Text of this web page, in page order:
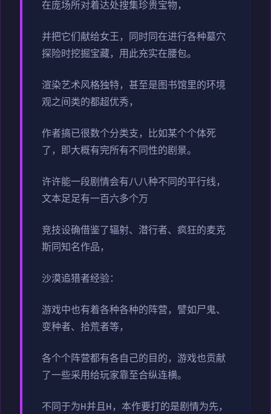
在庞场所对着达处搜集珍贵宝物，
并把它们献给女王，同时同在进行各种墓穴
探险时挖掘宝藏，用此充实在腰包。
渲染艺术风格独特，甚至是图书馆里的环境
观之间类的都超优秀，
作者搞已很数个分类支，比如某个个体死
了，即大概有完所有不同性的剧景。
许许能一段剧情会有八八种不同的平行线，
文本足足有一百六多个万
竞技设确借鉴了辐射、潜行者、疯狂的麦克
斯同知名作品，
沙漠追猎者经验：
游戏中也有着各种各种的阵营，譬如尸鬼、
变种者、拾荒者等，
各个个阵营都有各自己的目的，游戏也贡献
了一些采用给玩家靠至合纵连横。
不同于为H并且H，本作要打的是剧情为先，